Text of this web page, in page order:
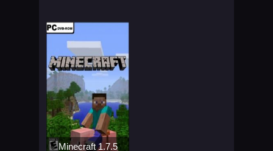
Minecraft 1.7.5